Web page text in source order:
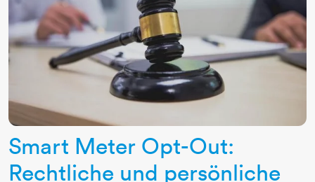
Smart Meter Opt-Out:
Rechtliche und persönliche